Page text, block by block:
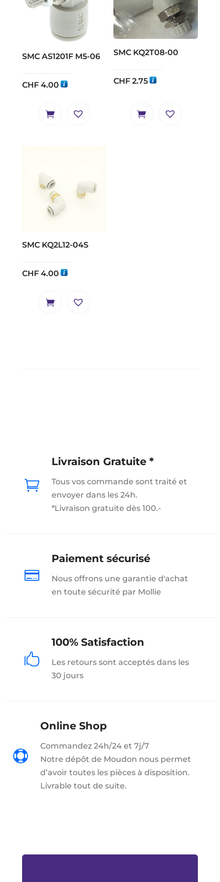
SMC AS1201F M5-06
CHF4.00
SMC KQ2T08-00
CHF 2.75
SMC KQ2L12-04S
CHF4.00

Livraison Gratuite *
Tous vos commande sont traité et
envoyer dans les 24h.
*Livraison gratuite dès 100.-

Paiement sécurisé
Nous offrons une garantie d'achat
en toute sécurité par Mollie

100% Satisfaction
Les retours sont acceptés dans les
30 jours

Online Shop
Commandez 24h/24 et 7j/7
Notre dépôt de Moudon nous permet
d’avoir toutes les pièces à disposition.
Livrable tout de suite.